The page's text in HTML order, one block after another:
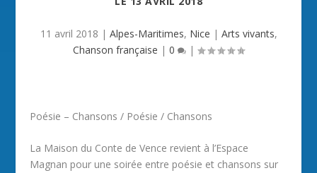
11 avril 2018 | Alpes-Maritimes, Nice | Arts vivants,
Chanson française | 0 |
Poésie – Chansons / Poésie / Chansons
La Maison du Conte de Vence revient à l’Espace
Magnan pour une soirée entre poésie et chansons sur